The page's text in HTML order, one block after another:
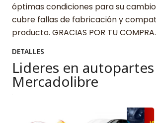
óptimas condiciones para su
cubre fallas de fabricación y
producto. GRACIAS POR TU
DETALLES
Lideres en
Mercadolibre